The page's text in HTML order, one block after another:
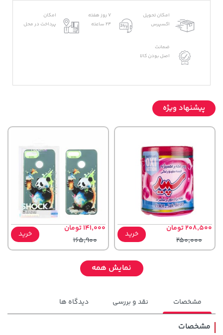
امکان تحویل
اکسپرس
7 روز هفته
24 ساعته
امکان
پرداخت در محل
ضمانت
اصل بودن کالا
پیشنهاد ویژه
208,500 تومان
250,000
خرید
141,000 تومان
165,900
خرید
نمایش همه
مشخصات نقد و بررسی دیدگاه ها
مشخصات